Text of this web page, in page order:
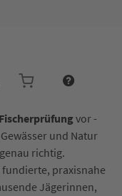
vor -
und Natur
richtig.
praxisnahe
Jägerinnen,